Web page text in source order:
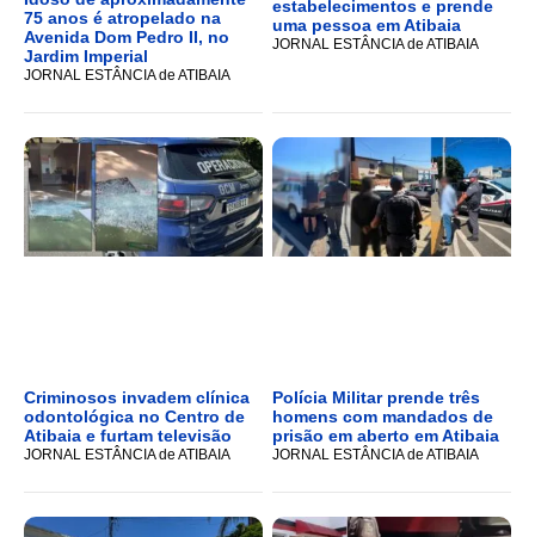
75 anos é atropelado na
Avenida Dom Pedro II, no
Jardim Imperial
JORNAL ESTÂNCIA de ATIBAIA
estabelecimentos e prende
uma pessoa em Atibaia
JORNAL ESTÂNCIA de ATIBAIA
Criminosos invadem clínica
odontológica no Centro de
Atibaia e furtam televisão
JORNAL ESTÂNCIA de ATIBAIA
Polícia Militar prende três
homens com mandados de
prisão em aberto em Atibaia
JORNAL ESTÂNCIA de ATIBAIA